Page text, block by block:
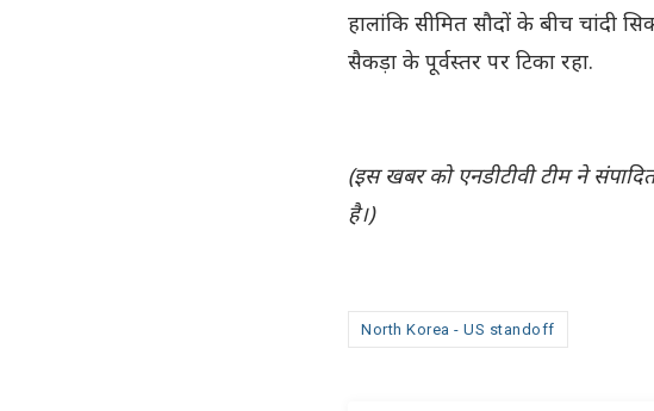
हालांकि सीमित सौदों के बीच चांदी
सैकड़ा के पूर्वस्तर पर टिका रहा.
(इस खबर को एनडीटीवी टीम ने
है।)
North Korea - US standoff